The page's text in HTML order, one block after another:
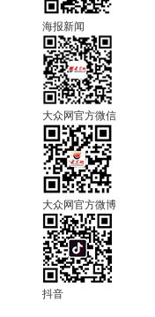
海报新闻
大众网官方微信
大众网官方微博
抖音